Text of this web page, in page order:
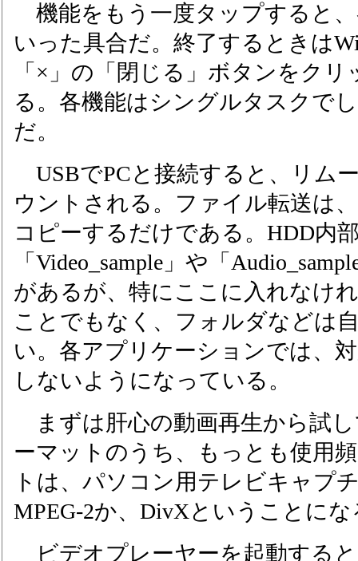
機能をもう一度タップすると
いった具合だ。終了するときは
「×」の「閉じる」ボタンをク
る。各機能はシングルタスクで
だ。
USBでPCと接続すると、リム
ウントされる。ファイル転送は
コピーするだけである。HDD内
「Video_sample」や「
があるが、特にここに入れなけ
ことでもなく、フォルダなどは
い。各アプリケーションでは、
しないようになっている。
まずは肝心の動画再生から試
ーマットのうち、もっとも使用
トは、パソコン用テレビキャプ
MPEG-2か、DivXということに
ビデオプレーヤーを起動する